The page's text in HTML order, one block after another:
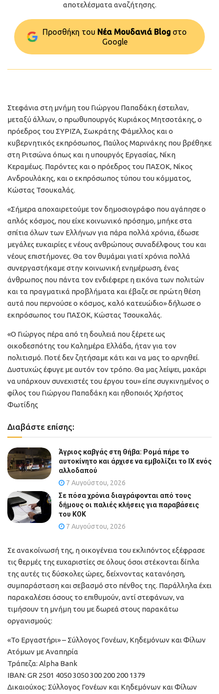
αποτελέσματα αναζήτησης.
Προσθήκη του Νέα Μουδανιά Blog στo
Google
Στεφάνια στη μνήμη του Γιώργου Παπαδάκη έστειλαν,
μεταξύ άλλων, ο πρωθυπουργός Κυριάκος Μητσοτάκης, ο
πρόεδρος του ΣΥΡΙΖΑ, Σωκράτης Φάμελλος και ο
κυβερνητικός εκπρόσωπος, Παύλος Μαρινάκης που βρέθηκε
στη Ριτσώνα όπως και η υπουργός Εργασίας, Νίκη
Κεραμέως. Παρόντες και ο πρόεδρος του ΠΑΣΟΚ, Νίκος
Ανδρουλάκης, και ο εκπρόσωπος τύπου του κόμματος,
Κώστας Τσουκαλάς.
«Σήμερα αποχαιρετούμε τον δημοσιογράφο που αγάπησε ο
απλός κόσμος, που είχε κοινωνικό πρόσημο, μπήκε στα
σπίτια όλων των Ελλήνων για πάρα πολλά χρόνια, έδωσε
μεγάλες ευκαιρίες ε νέους ανθρώπους συναδέλφους του και
νέους επιστήμονες. Θα τον θυμάμαι γιατί χρόνια πολλά
συνεργαστήκαμε στην κοινωνική ενημέρωση, ένας
άνθρωπος που πάντα τον ενδιέφερε η εικόνα των πολιτών
και τα πραγματικά προβλήματα και έβαζε σε πρώτη θέση
αυτά που περνούσε ο κόσμος, καλό κατευώδιο» δήλωσε ο
εκπρόσωπος του ΠΑΣΟΚ, Κώστας Τσουκαλάς.
«Ο Γιώργος πέρα από τη δουλειά που ξέρετε ως
οικοδεσπότης του Καλημέρα Ελλάδα, ήταν για τον
πολιτισμό. Ποτέ δεν ζητήσαμε κάτι και να μας το αρνηθεί.
Δυστυχώς έφυγε με αυτόν τον τρόπο. Θα μας λείψει, μακάρι
να υπάρχουν συνεχιστές του έργου του» είπε συγκινημένος ο
φίλος του Γιώργου Παπαδάκη και ηθοποιός Χρήστος
Φωτίδης
Διαβάστε επίσης:
Άγριος καβγάς στη Θήβα: Ρομά πήρε το
αυτοκίνητο και άρχισε να εμβολίζει το ΙΧ ενός
αλλοδαπού
7 Αυγούστου, 2026
Σε πόσα χρόνια διαγράφονται από τους
δήμους οι παλιές κλήσεις για παραβάσεις
του ΚΟΚ
7 Αυγούστου, 2026
Σε ανακοίνωσή της, η οικογένεια του εκλιπόντος εξέφρασε
τις θερμές της ευχαριστίες σε όλους όσοι στέκονται δίπλα
της αυτές τις δύσκολες ώρες, δείχνοντας κατανόηση,
συμπαράσταση και σεβασμό στο πένθος της. Παράλληλα έχει
παρακαλέσει όσους το επιθυμούν, αντί στεφάνων, να
τιμήσουν τη μνήμη του με δωρεά στους παρακάτω
οργανισμούς:
«Το Εργαστήρι» – Σύλλογος Γονέων, Κηδεμόνων και Φίλων
Ατόμων με Αναπηρία
Τράπεζα: Alpha Bank
ΙΒΑΝ: GR 2501 4050 3050 300 200 200 1379
Δικαιούχος: Σύλλογος Γονέων και Κηδεμόνων και Φίλων